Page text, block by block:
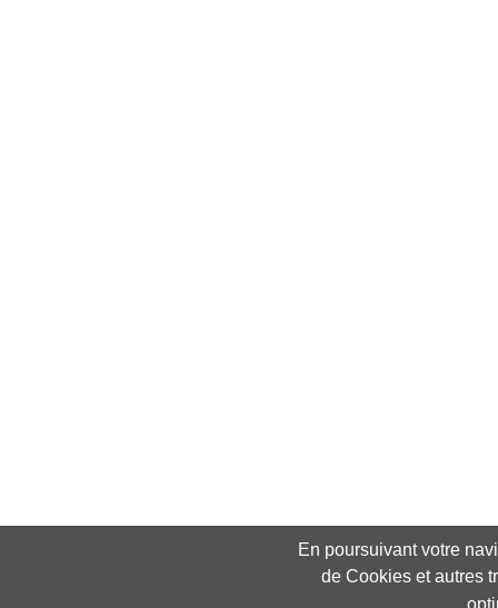
En poursuivant votre
de Cookies et autres